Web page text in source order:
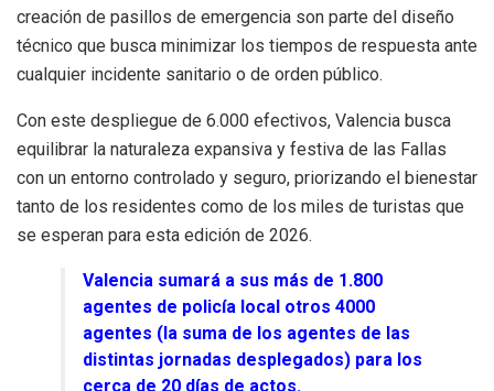
creación de pasillos de emergencia son parte del diseño
técnico que busca minimizar los tiempos de respuesta ante
cualquier incidente sanitario o de orden público.
Con este despliegue de 6.000 efectivos, Valencia busca
equilibrar la naturaleza expansiva y festiva de las Fallas
con un entorno controlado y seguro, priorizando el bienestar
tanto de los residentes como de los miles de turistas que
se esperan para esta edición de 2026.
Valencia sumará a sus más de 1.800
agentes de policía local otros 4000
agentes (la suma de los agentes de las
distintas jornadas desplegados) para los
cerca de 20 días de actos.